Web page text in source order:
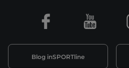
Blog inSPORTline
Facebook Youtube